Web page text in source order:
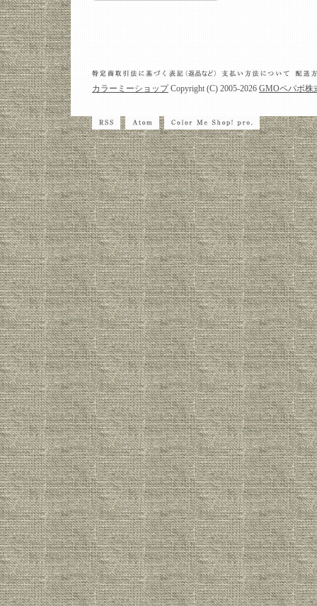
カラーミーショップCopyright (C) 2005-2026 GMOペパボ株